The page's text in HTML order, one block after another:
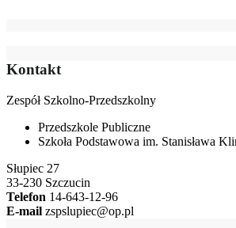
Kontakt
Zespół Szkolno-Przedszkolny
Przedszkole Publiczne
Szkoła Podstawowa im. Stanisława
Słupiec 27
33-230 Szczucin
Telefon 14-643-12-96
E-mail zspslupiec@op.pl